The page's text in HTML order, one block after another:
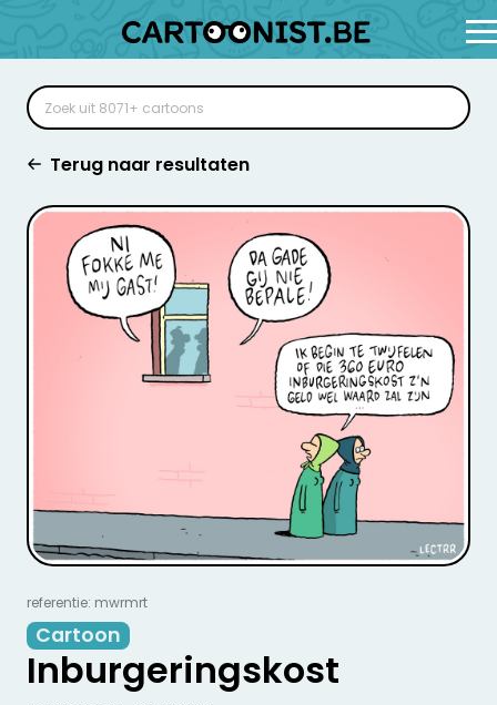
Terug naar resultaten
referentie: mwrmrt
Cartoon
Inburgeringskost